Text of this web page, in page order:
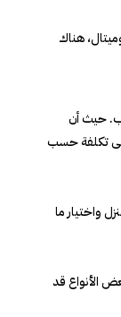
هناك
حيث أن
تكلفة حسب
واختيار ما
الأنواع قد